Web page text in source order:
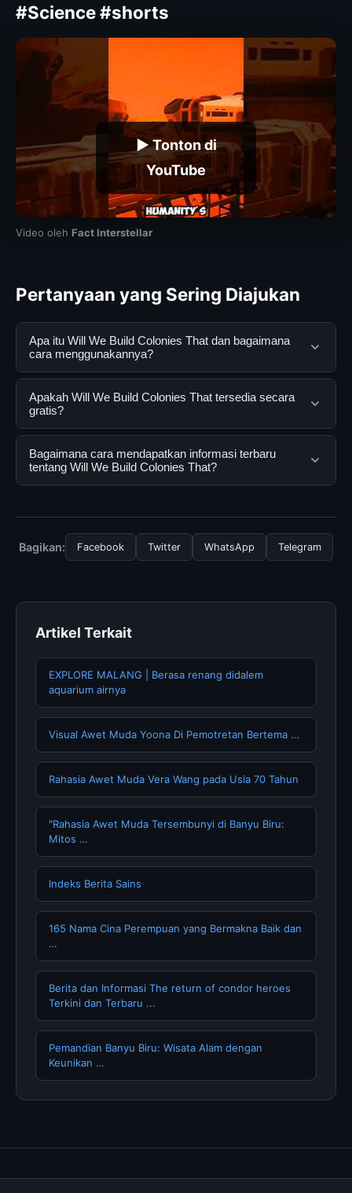
#Science #shorts
▶ Tonton di
YouTube
Video oleh Fact Interstellar
Pertanyaan yang Sering Diajukan
Apa itu Will We Build Colonies That dan bagaimana
cara menggunakannya?
Will We Build Colonies That adalah layanan digital yang
dirancang untuk membantu pengguna mendapatkan
informasi lengkap dan terpercaya. Anda dapat
menggunakannya dengan mengunjungi situs resmi dan
mengikuti panduan yang tersedia.
Apakah Will We Build Colonies That tersedia secara
gratis?
Ya, Will We Build Colonies That dapat diakses secara
gratis oleh semua pengguna. Tidak ada biaya
tersembunyi atau langganan yang diperlukan untuk
Bagaimana cara mendapatkan informasi terbaru
tentang Will We Build Colonies That?
resmi kami secara berkala. Kami selalu memperbarui
konten dengan informasi terkini dan terpercaya.
Bagikan: Facebook Twitter WhatsApp Telegram
Artikel Terkait
EXPLORE MALANG | Berasa renang didalem
aquarium airnya
Visual Awet Muda Yoona Di Pemotretan Bertema …
Rahasia Awet Muda Vera Wang pada Usia 70 Tahun
"Rahasia Awet Muda Tersembunyi di Banyu Biru:
Mitos …
Indeks Berita Sains
165 Nama Cina Perempuan yang Bermakna Baik dan
…
Berita dan Informasi The return of condor heroes
Terkini dan Terbaru ...
Pemandian Banyu Biru: Wisata Alam dengan
Keunikan …